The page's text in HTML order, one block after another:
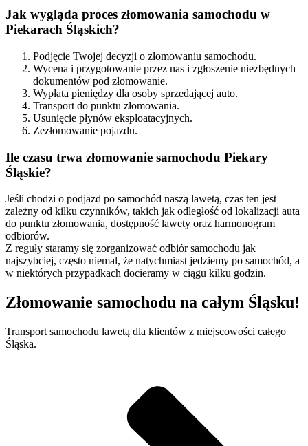
Jak wygląda proces złomowania samochodu w
Piekarach Śląskich?
Podjęcie Twojej decyzji o złomowaniu samochodu.
Wycena i przygotowanie przez nas i zgłoszenie niezbędnych
dokumentów pod złomowanie.
Wypłata pieniędzy dla osoby sprzedającej auto.
Transport do punktu złomowania.
Usunięcie płynów eksploatacyjnych.
Zezłomowanie pojazdu.
Ile czasu trwa złomowanie samochodu Piekary
Śląskie?
Jeśli chodzi o podjazd po samochód naszą lawetą, czas ten jest
zależny od kilku czynników, takich jak odległość od lokalizacji auta
do punktu złomowania, dostępność lawety oraz harmonogram
odbiorów.
Z reguły staramy się zorganizować odbiór samochodu jak
najszybciej, często niemal, że natychmiast jedziemy po samochód, a
w niektórych przypadkach docieramy w ciągu kilku godzin.
Złomowanie samochodu na całym Śląsku!
Transport samochodu lawetą dla klientów z miejscowości całego
Śląska.